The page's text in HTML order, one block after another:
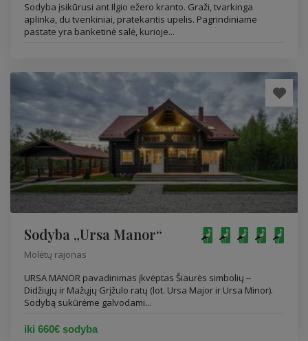
Sodyba įsikūrusi ant Ilgio ežero kranto. Graži, tvarkinga
aplinka, du tvenkiniai, pratekantis upelis. Pagrindiniame
pastate yra banketinė salė, kurioje...
Sodyba „Ursa Manor“
Molėtų rajonas
URSA MANOR pavadinimas įkvėptas Šiaurės simbolių ‒
Didžiųjų ir Mažųjų Grįžulo ratų (lot. Ursa Major ir Ursa Minor).
Sodybą sukūrėme galvodami...
iki 660€ sodyba